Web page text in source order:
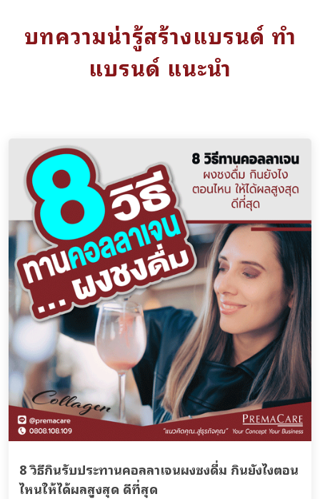
บทความน่ารู้สร้างแบรนด์ ทำ
แบรนด์ แนะนำ
8 วิธีกินรับประทานคอลลาเจนผงชงดื่ม กินยังไงตอน
ไหนให้ได้ผลสูงสุด ดีที่สุด